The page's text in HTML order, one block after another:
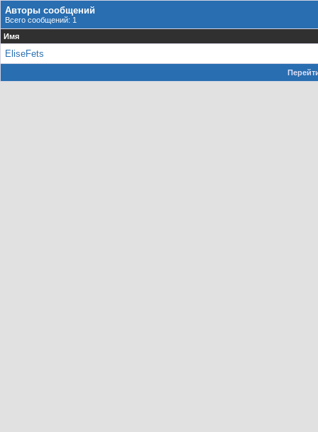
Авторы сообщений
Всего сообщений: 1
Имя
EliseFets